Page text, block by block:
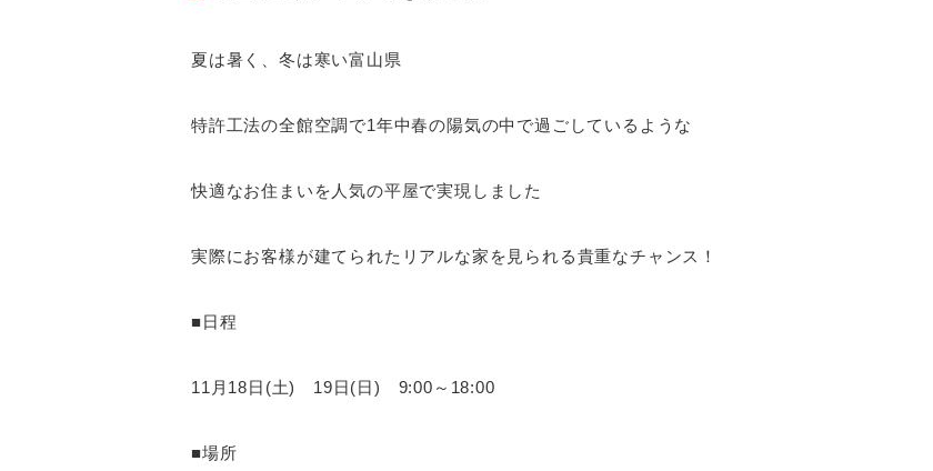
夏は暑く、冬は寒い富山県
特許工法の全館空調で1年中春の陽気の中で過ごしているような
快適なお住まいを人気の平屋で実現しました
実際にお客様が建てられたリアルな家を見られる貴重なチャンス！
■日程
11月18日(土) 19日(日) 9:00～18:00
■場所